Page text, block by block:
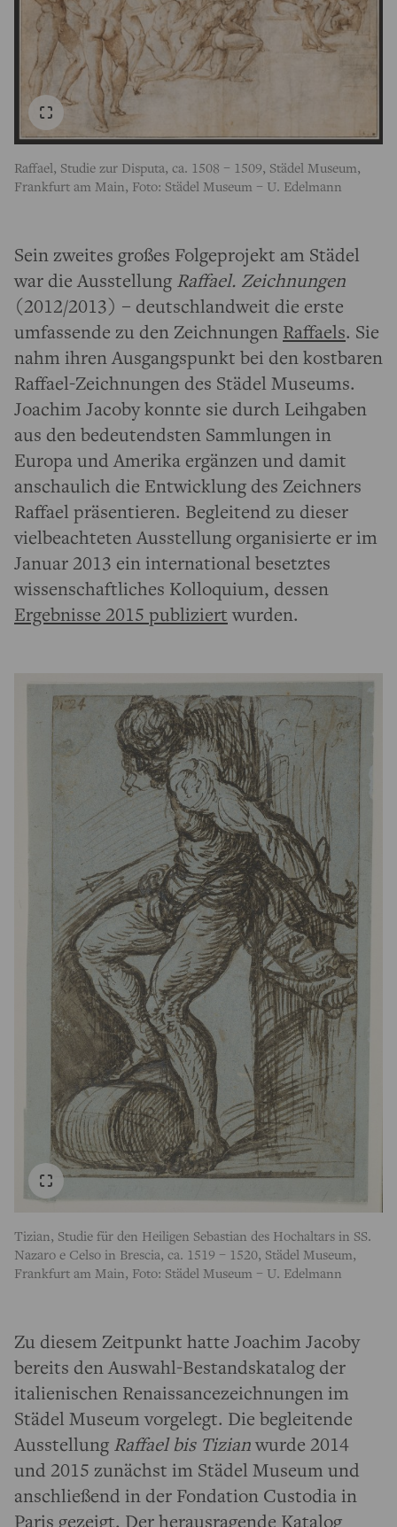
Raffael, Studie zur Disputa, ca. 1508 – 1509, Städel Museum,
Frankfurt am Main, Foto: Städel Museum – U. Edelmann
Sein zweites großes Folgeprojekt am Städel
war die Ausstellung Raffael. Zeichnungen
(2012/2013) – deutschlandweit die erste
umfassende zu den Zeichnungen Raffaels. Sie
nahm ihren Ausgangspunkt bei den kostbaren
Raffael-Zeichnungen des Städel Museums.
Joachim Jacoby konnte sie durch Leihgaben
aus den bedeutendsten Sammlungen in
Europa und Amerika ergänzen und damit
anschaulich die Entwicklung des Zeichners
Raffael präsentieren. Begleitend zu dieser
vielbeachteten Ausstellung organisierte er im
Januar 2013 ein international besetztes
wissenschaftliches Kolloquium, dessen
Ergebnisse 2015 publiziert wurden.
Tizian, Studie für den Heiligen Sebastian des Hochaltars in SS.
Nazaro e Celso in Brescia, ca. 1519 – 1520, Städel Museum,
Frankfurt am Main, Foto: Städel Museum – U. Edelmann
Zu diesem Zeitpunkt hatte Joachim Jacoby
bereits den Auswahl-Bestandskatalog der
italienischen Renaissancezeichnungen im
Städel Museum vorgelegt. Die begleitende
Ausstellung Raffael bis Tizianwurde 2014
und 2015 zunächst im Städel Museum und
anschließend in der Fondation Custodia in
Paris gezeigt. Der herausragende Katalog